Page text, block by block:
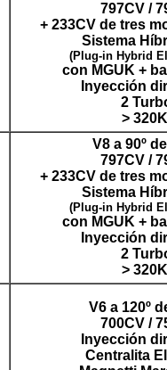
797CV /
+ 233CV de tres
Sistema
(Plug-in Hybrid
con MGUK +
Inyección
2
>
V8 a 90º
797CV /
+ 233CV de tres
Sistema
(Plug-in Hybrid
con MGUK +
Inyección
2
>
V6 a 120º
700CV /
Inyección
Centralita